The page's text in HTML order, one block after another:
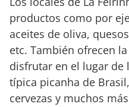
productos como por
aceites de oliva,
etc. También ofrecen
disfrutar en el lugar de
típica picanha de
cervezas y muchos